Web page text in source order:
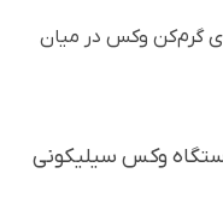
گرم‌کن وکس در میان
وکس سیلیکونی